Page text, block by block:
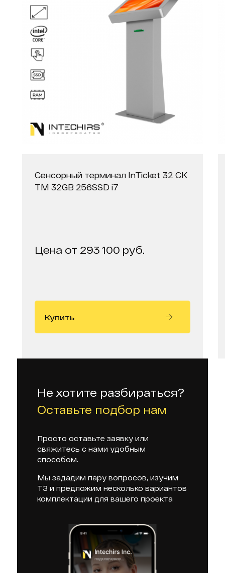
Сенсорный терминал InTicket 32 СК
ТМ 32GB 256SSD i7
Цена от 293 100 руб.
Купить
Не хотите разбираться?
Оставьте подбор нам
Просто оставьте заявку или
свяжитесь с нами удобным
способом.
Мы зададим пару вопросов, изучим
ТЗ и предложим несколько вариантов
комплектации для вашего проекта